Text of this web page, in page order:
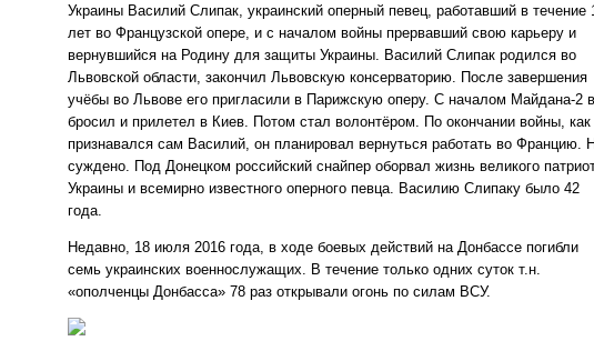
Украины Василий Слипак, украинский оперный певец, работавший в течение
лет во Французской опере, и с началом войны прервавший свою карьеру и
вернувшийся на Родину для защиты Украины. Василий Слипак родился во
Львовской области, закончил Львовскую консерваторию. После завершения
учёбы во Львове его пригласили в Парижскую оперу. С началом Майдана-2
бросил и прилетел в Киев. Потом стал волонтёром. По окончании войны, как
признавался сам Василий, он планировал вернуться работать во Францию.
суждено. Под Донецком российский снайпер оборвал жизнь великого
Украины и всемирно известного оперного певца. Василию Слипаку было 42
года.
Недавно, 18 июля 2016 года, в ходе боевых действий на Донбассе погибли
семь украинских военнослужащих. В течение только одних суток т.н.
«ополченцы Донбасса» 78 раз открывали огонь по силам ВСУ.